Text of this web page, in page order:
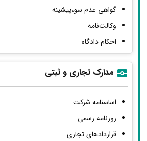
گواهی عدم سوءپیشینه
وکالت‌نامه
احکام دادگاه
مدارک تجاری و ثبتی
اساسنامه شرکت
روزنامه رسمی
قراردادهای تجاری